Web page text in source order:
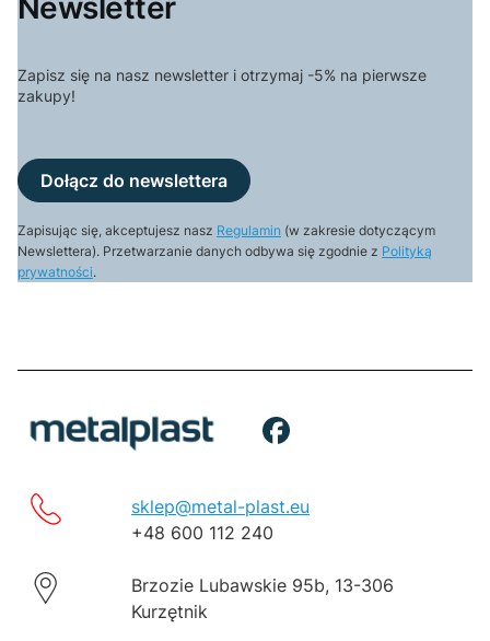
Newsletter
Zapisz się na nasz newsletter i otrzymaj -5% na pierwsze
zakupy!
Dołącz do newslettera
Zapisując się, akceptujesz nasz Regulamin (w zakresie dotyczącym
Newslettera). Przetwarzanie danych odbywa się zgodnie z Polityką
prywatności.
sklep@metal-plast.eu
+48 600 112 240
Brzozie Lubawskie 95b, 13-306
Kurzętnik